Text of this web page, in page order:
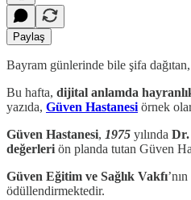
Paylaş
Bayram günlerinde bile şifa dağıtan,
​Bu hafta, dijital anlamda
yazıda, Güven Hastanesi örnek
Güven Hastanesi, 1975 yılında Dr.
değerleri ön planda tutan Güven
Güven Eğitim ve Sağlık Vakfı
ödüllendirmektedir.